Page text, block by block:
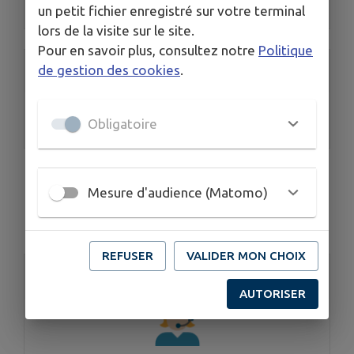
Antenne Saint-Martin-de-Londres
Service déchets
Recyclerie
< 1 2 >
Accès rapide
un petit fichier enregistré sur votre terminal
lors de la visite sur le site.
Pour en savoir plus, consultez notre Politique
de gestion des cookies
Obligatoire
Mesure d'audience (Matomo)
REFUSER VALIDER MON CHOIX
AUTORISER